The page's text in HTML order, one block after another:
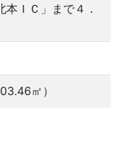
本ＩＣ」まで４．
㎡）